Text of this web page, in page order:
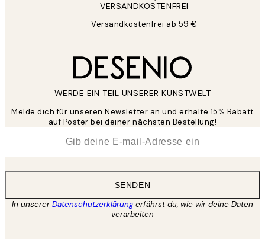
VERSANDKOSTENFREI
Versandkostenfrei ab 59 €
WERDE EIN TEIL UNSERER KUNSTWELT
Melde dich für unseren Newsletter an und erhalte 15% Rabatt
auf Poster bei deiner nächsten Bestellung!
SENDEN
In unsererDatenschutzerklärungerfährst du, wie wir deine Daten
verarbeiten